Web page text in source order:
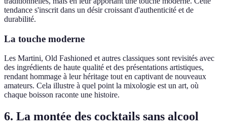
tendance s'inscrit dans un désir croissant d'authenticité et de
durabilité.
La touche moderne
Les Martini, Old Fashioned et autres classiques sont revisités avec
des ingrédients de haute qualité et des présentations artistiques,
rendant hommage à leur héritage tout en captivant de nouveaux
amateurs. Cela illustre à quel point la mixologie est un art, où
chaque boisson raconte une histoire.
6. La montée des cocktails sans alcool